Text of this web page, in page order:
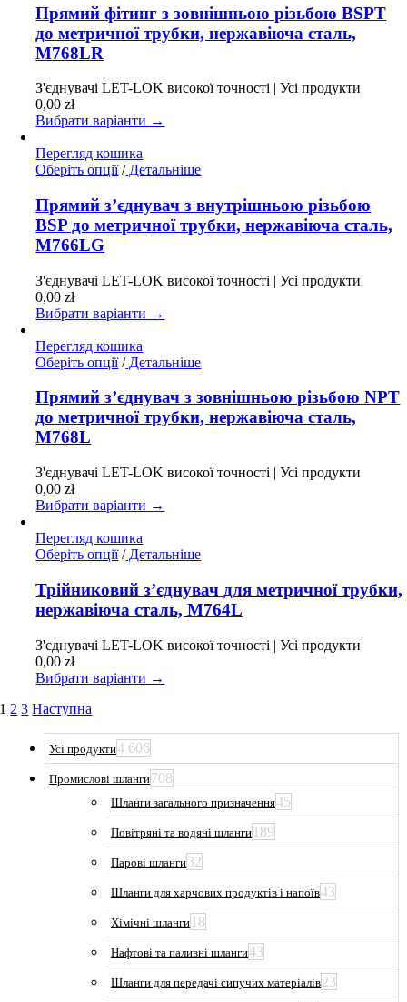
має
кілька
варіантів.
вибрати
сторінці
Прямий фітинг з зовнішньою різьбою BSPT
до метричної трубки, нержавіюча сталь,
M768LR
З'єднувачі LET-LOK високої точності | Усі продукти
0,00zł
Вибрати варіанти →
Перегляд кошика
Оберіть опції Цей
має
кілька
варіантів.
вибрати
сторінці
/Детальніше
Прямий з’єднувач з внутрішньою різьбою
BSP до метричної трубки, нержавіюча сталь,
M766LG
З'єднувачі LET-LOK високої точності | Усі продукти
0,00zł
Вибрати варіанти →
Перегляд кошика
Оберіть опції Цей
має
кілька
варіантів.
вибрати
сторінці
/Детальніше
Прямий з’єднувач з зовнішньою різьбою NPT
до метричної трубки, нержавіюча сталь,
M768L
З'єднувачі LET-LOK високої точності | Усі продукти
0,00zł
Вибрати варіанти →
Перегляд кошика
Оберіть опції Цей
має
кілька
варіантів.
можна
на
/Детальніше
Трійниковий з’єднувач для метричної трубки,
нержавіюча сталь, M764L
З'єднувачі LET-LOK високої точності | Усі продукти
0,00zł
Вибрати варіанти →
1 2 3 Наступна
Усі продукти4 606
Промислові шланги708
Шланги загального призначення45
Повітряні та водяні шланги 189
Парові шланги32
Шланги для харчових продуктів і напоїв43
Хімічні шланги 18
Нафтові та паливні шланги43
Шланги для передачі сипучих матеріалів23